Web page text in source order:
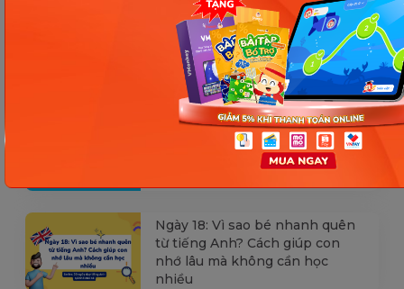
Các Bài Viết Mới Nhất
[Thảo luận] Cơn thịnh nộ (ăn
vạ) của trẻ | Kỷ luật tích cực #17
Ngày 18: Vì sao bé nhanh quên
từ tiếng Anh? Cách giúp con
nhớ lâu mà không cần học
nhiều